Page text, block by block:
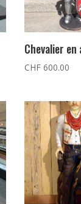
Chevalier
CHF600.00